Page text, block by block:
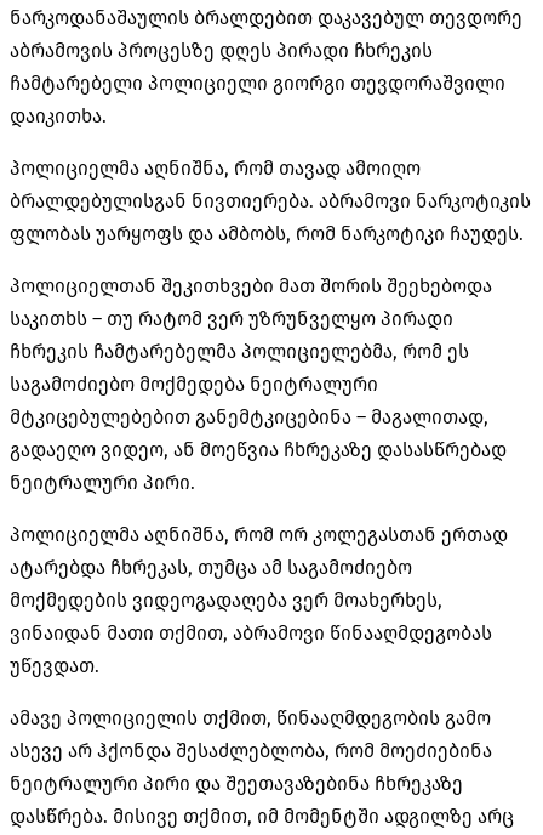
ნარკოდანაშაულის ბრალდებით დაკავებულ თევდორე
აბრამოვის პროცესზე დღეს პირადი ჩხრეკის
ჩამტარებელი პოლიციელი გიორგი თევდორაშვილი
დაიკითხა.
პოლიციელმა აღნიშნა, რომ თავად ამოიღო
ბრალდებულისგან ნივთიერება. აბრამოვი ნარკოტიკის
ფლობას უარყოფს და ამბობს, რომ ნარკოტიკი ჩაუდეს.
პოლიციელთან შეკითხვები მათ შორის შეეხებოდა
საკითხს – თუ რატომ ვერ უზრუნველყო პირადი
ჩხრეკის ჩამტარებელმა პოლიციელებმა, რომ ეს
საგამოძიებო მოქმედება ნეიტრალური
მტკიცებულებებით განემტკიცებინა – მაგალითად,
გადაეღო ვიდეო, ან მოეწვია ჩხრეკაზე დასასწრებად
ნეიტრალური პირი.
პოლიციელმა აღნიშნა, რომ ორ კოლეგასთან ერთად
ატარებდა ჩხრეკას, თუმცა ამ საგამოძიებო
მოქმედების ვიდეოგადაღება ვერ მოახერხეს,
ვინაიდან მათი თქმით, აბრამოვი წინააღმდეგობას
უწევდათ.
ამავე პოლიციელის თქმით, წინააღმდეგობის გამო
ასევე არ ჰქონდა შესაძლებლობა, რომ მოეძიებინა
ნეიტრალური პირი და შეეთავაზებინა ჩხრეკაზე
დასწრება. მისივე თქმით, იმ მომენტში ადგილზე არც